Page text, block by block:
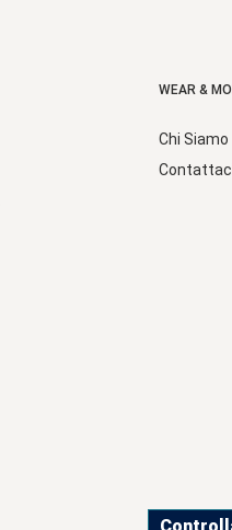
WEAR &
Chi Siamo